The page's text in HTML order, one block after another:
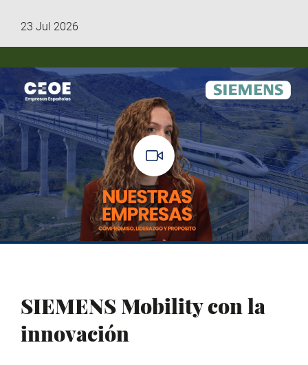
23 Jul 2026
SIEMENS Mobility con la
innovación